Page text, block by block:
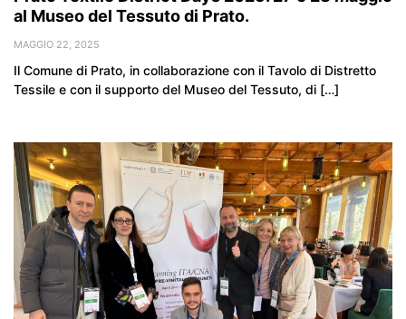
al Museo del Tessuto di Prato.
MAGGIO 22, 2025
Il Comune di Prato, in collaborazione con il Tavolo di Distretto
Tessile e con il supporto del Museo del Tessuto, di […]